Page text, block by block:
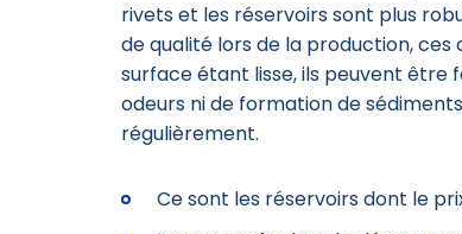
rivets et les réservoirs sont plus
de qualité lors de la production, ces
surface étant lisse, ils peuvent être
odeurs ni de formation de
régulièrement.
Ce sont les réservoirs dont le